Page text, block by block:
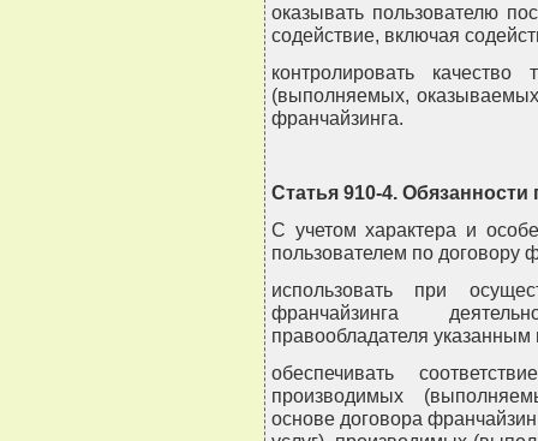
оказывать пользователю
содействие, включая
контролировать
(выполняемых,
франчайзинга.
Статья 910-4. Обязанности
С учетом характера и
пользователем по договору
использовать при
франчайзинга
правообладателя
обеспечивать
производимых
основе договора